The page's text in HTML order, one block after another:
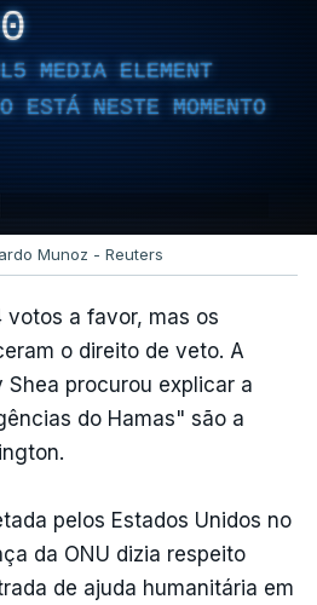
MEDIA ELEMENT
ESTÁ NESTE MOMENTO
Munoz - Reuters
votos a favor, mas os
o direito de veto. A
Shea procurou explicar a
do Hamas" são a
pelos Estados Unidos no
da ONU dizia respeito
de ajuda humanitária em